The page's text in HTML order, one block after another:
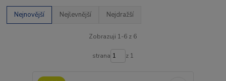
Nejnovější Nejlevnější Nejdražší
Zobrazuji 1-6 z 6
strana z 1